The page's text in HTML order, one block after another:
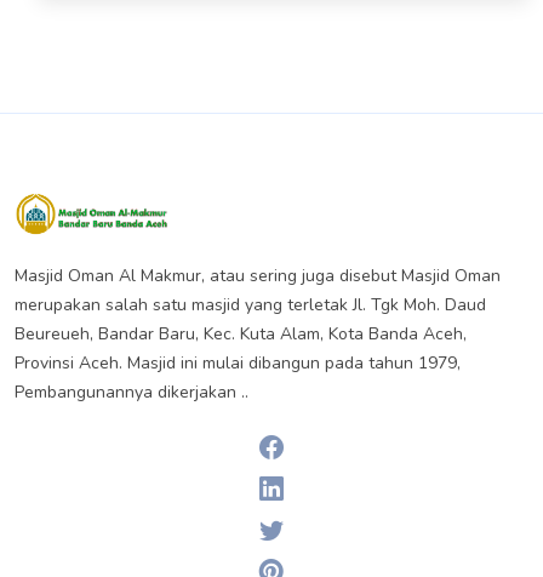
Masjid Oman Al Makmur, atau sering juga disebut Masjid Oman
merupakan salah satu masjid yang terletak Jl. Tgk Moh. Daud
Beureueh, Bandar Baru, Kec. Kuta Alam, Kota Banda Aceh,
Provinsi Aceh. Masjid ini mulai dibangun pada tahun 1979,
Pembangunannya dikerjakan ..
Linkedin
Twitter